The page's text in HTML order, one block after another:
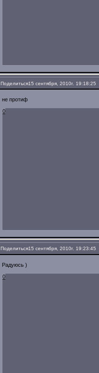
Поделиться15 сентября, 2010г. 19:18:25
не протиф
0
Поделиться15 сентября, 2010г. 19:23:45
Радуюсь )
0